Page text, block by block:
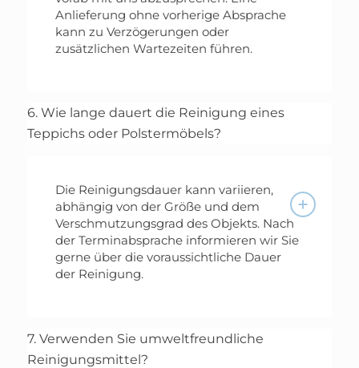
Anlieferung ohne vorherige Absprache
kann zu Verzögerungen oder
zusätzlichen Wartezeiten führen.
6. Wie lange dauert die Reinigung eines
Teppichs oder Polstermöbels?
Die Reinigungsdauer kann variieren,
abhängig von der Größe und dem
Verschmutzungsgrad des Objekts. Nach
der Terminabsprache informieren wir Sie
gerne über die voraussichtliche Dauer
der Reinigung.
7. Verwenden Sie umweltfreundliche
Reinigungsmittel?